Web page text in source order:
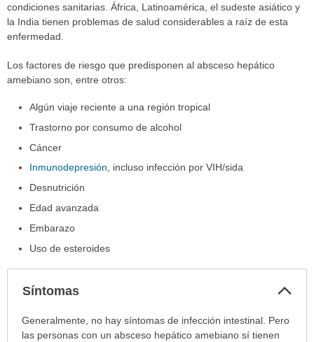
condiciones sanitarias. África, Latinoamérica, el sudeste asiático y
la India tienen problemas de salud considerables a raíz de esta
enfermedad.
Los factores de riesgo que predisponen al absceso hepático
amebiano son, entre otros:
Algún viaje reciente a una región tropical
Trastorno por consumo de alcohol
Cáncer
Inmunodepresión, incluso infección por VIH/sida
Desnutrición
Edad avanzada
Embarazo
Uso de esteroides
Síntomas
Síntomas
Generalmente, no hay síntomas de infección intestinal. Pero
las personas con un absceso hepático amebiano sí tienen